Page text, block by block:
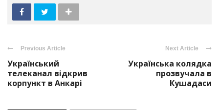
Previous Article
Український
телеканал відкрив
корпункт в Анкарі
Next Article
Українська колядка
прозвучала в
Кушадаси